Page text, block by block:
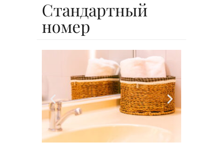
Стандартный
номер